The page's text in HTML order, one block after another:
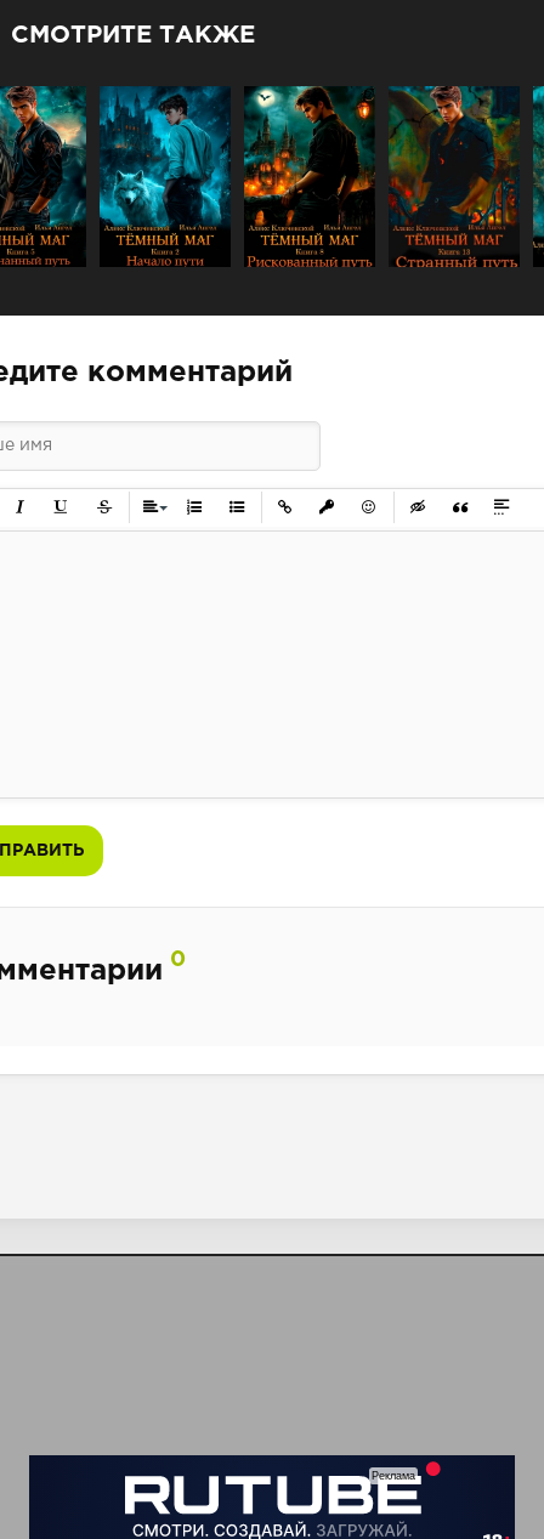
СМОТРИТЕ ТАКЖЕ
комментарий
КурсивПодчеркнутый
ЗачеркнутыйВыравнивание
Нумерованный список
Маркированный список
Вставить ссылку
Вставить защищенную
Вставить смайлик
Вставка скрытого
Вставка
0